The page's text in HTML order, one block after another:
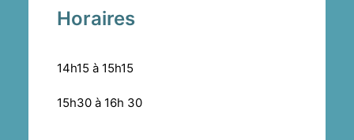
Horaires
14h15 à 15h15
15h30 à 16h 30